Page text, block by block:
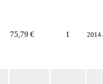
75,79 € 1 2014